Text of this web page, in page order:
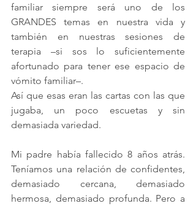
familiar siempre será uno de los
GRANDES temas en nuestra vida y
también en nuestras sesiones de
terapia –si sos lo suficientemente
afortunado para tener ese espacio de
vómito familiar–.
Así que esas eran las cartas con las que
jugaba, un poco escuetas y sin
demasiada variedad.
Mi padre había fallecido 8 años atrás.
Teníamos una relación de confidentes,
demasiado cercana, demasiado
hermosa, demasiado profunda. Pero a